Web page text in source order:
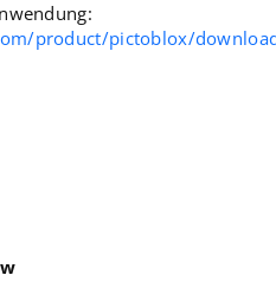
product/pictoblox/